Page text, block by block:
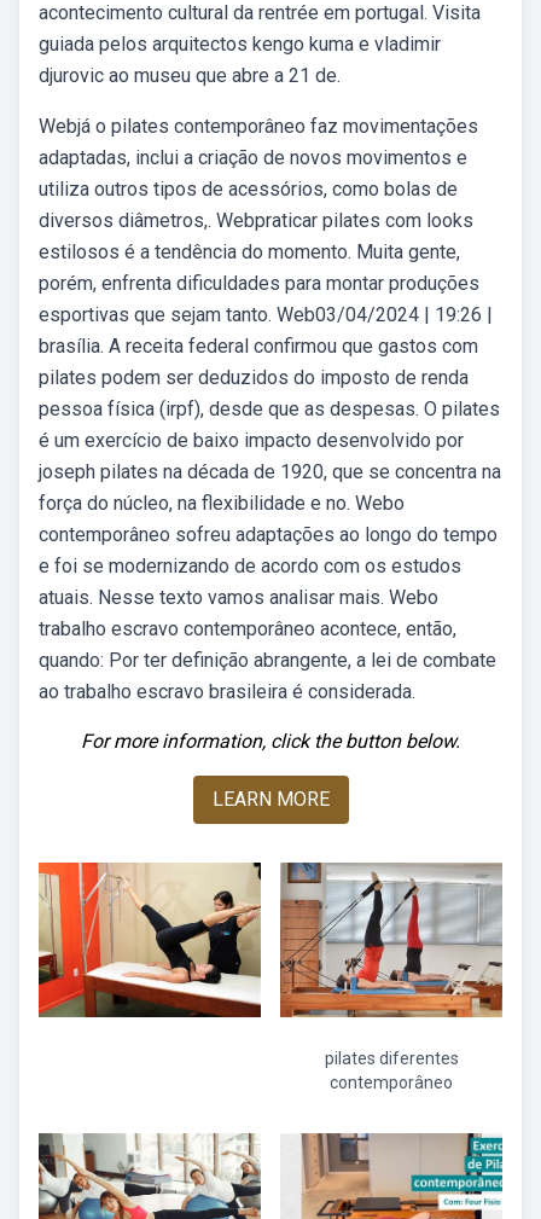
acontecimento cultural da rentrée em portugal. Visita
guiada pelos arquitectos kengo kuma e vladimir
djurovic ao museu que abre a 21 de.
Webjá o pilates contemporâneo faz movimentações
adaptadas, inclui a criação de novos movimentos e
utiliza outros tipos de acessórios, como bolas de
diversos diâmetros,. Webpraticar pilates com looks
estilosos é a tendência do momento. Muita gente,
porém, enfrenta dificuldades para montar produções
esportivas que sejam tanto. Web03/04/2024 | 19:26 |
brasília. A receita federal confirmou que gastos com
pilates podem ser deduzidos do imposto de renda
pessoa física (irpf), desde que as despesas. O pilates
é um exercício de baixo impacto desenvolvido por
joseph pilates na década de 1920, que se concentra na
força do núcleo, na flexibilidade e no. Webo
contemporâneo sofreu adaptações ao longo do tempo
e foi se modernizando de acordo com os estudos
atuais. Nesse texto vamos analisar mais. Webo
trabalho escravo contemporâneo acontece, então,
quando: Por ter definição abrangente, a lei de combate
ao trabalho escravo brasileira é considerada.
For more information, click the button below.
LEARN MORE
pilates diferentes
contemporâneo